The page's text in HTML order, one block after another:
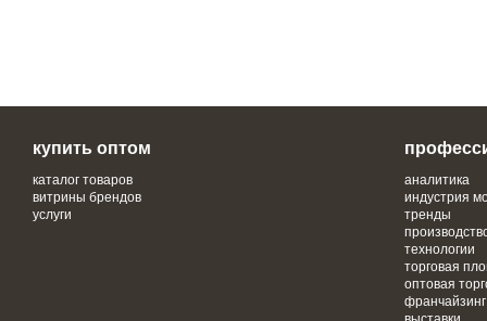
купить оптом
каталог товаров
витрины брендов
услуги
аналитика
индустрия
тренды
технологии
торговая
оптовая
франчайзинг